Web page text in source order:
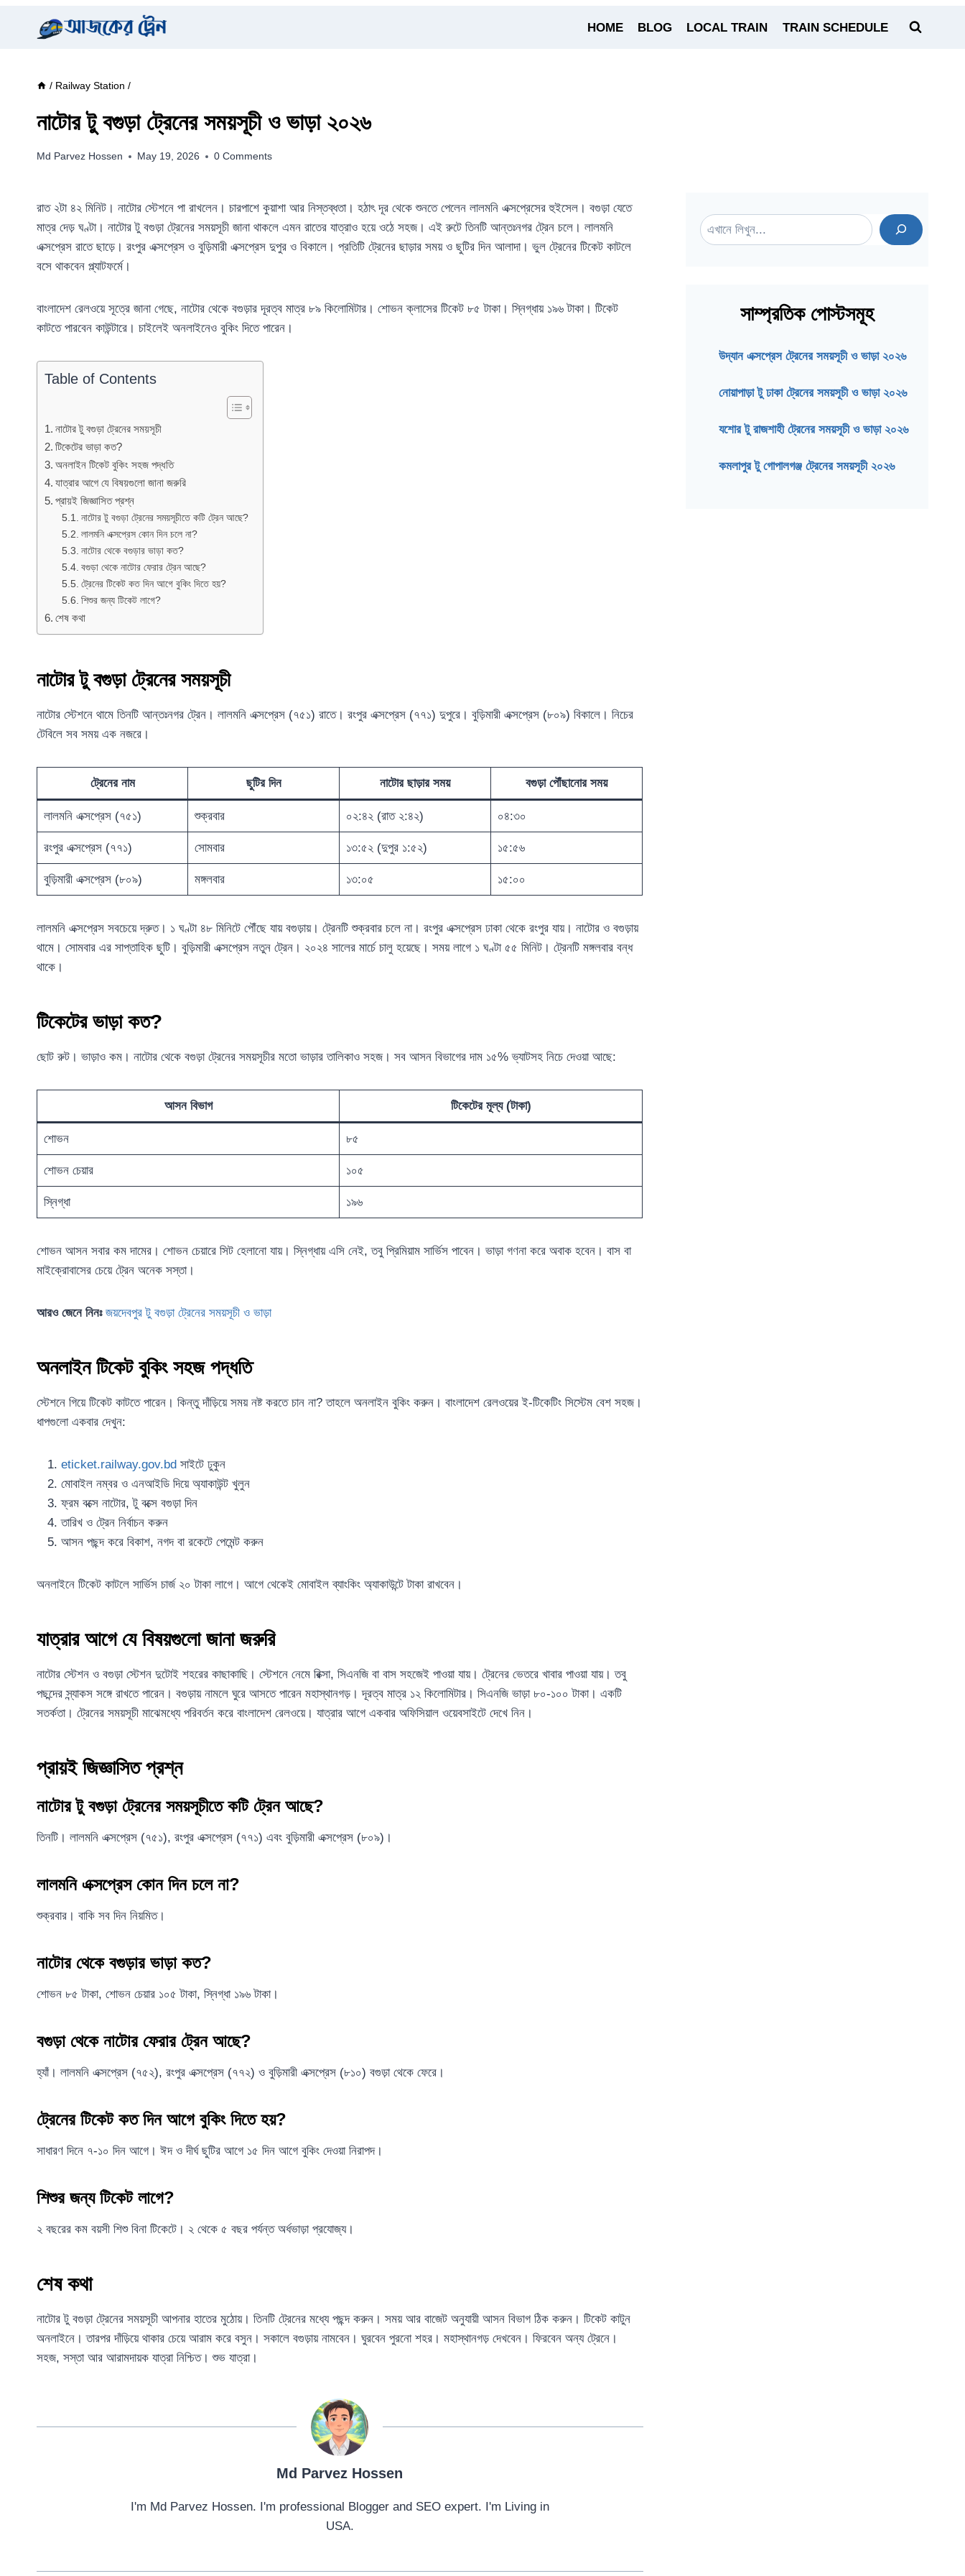
HOME BLOG LOCAL TRAIN TRAIN SCHEDULE
/ Railway Station /
নাটোর টু বগুড়া ট্রেনের সময়সূচী ও ভাড়া ২০২৬
Md Parvez Hossen May 19, 2026 0 Comments
রাত ২টা ৪২ মিনিট। নাটোর স্টেশনে পা রাখলেন। চারপাশে কুয়াশা আর নিস্তব্ধতা। হঠাৎ দূর থেকে শুনতে পেলেন লালমনি এক্সপ্রেসের হুইসেল। বগুড়া যেতে
মাত্র দেড় ঘণ্টা। নাটোর টু বগুড়া ট্রেনের সময়সূচী জানা থাকলে এমন রাতের যাত্রাও হয়ে ওঠে সহজ। এই রুটে তিনটি আন্তঃনগর ট্রেন চলে। লালমনি
এক্সপ্রেস রাতে ছাড়ে। রংপুর এক্সপ্রেস ও বুড়িমারী এক্সপ্রেস দুপুর ও বিকালে। প্রতিটি ট্রেনের ছাড়ার সময় ও ছুটির দিন আলাদা। ভুল ট্রেনের টিকেট কাটলে
বসে থাকবেন প্ল্যাটফর্মে।
বাংলাদেশ রেলওয়ে সূত্রে জানা গেছে, নাটোর থেকে বগুড়ার দূরত্ব মাত্র ৮৯ কিলোমিটার। শোভন ক্লাসের টিকেট ৮৫ টাকা। স্নিগ্ধায় ১৯৬ টাকা। টিকেট
কাটতে পারবেন কাউন্টারে। চাইলেই অনলাইনেও বুকিং দিতে পারেন।
Table of Contents
নাটোর টু বগুড়া ট্রেনের সময়সূচী
টিকেটের ভাড়া কত?
অনলাইন টিকেট বুকিং সহজ পদ্ধতি
যাত্রার আগে যে বিষয়গুলো জানা জরুরি
প্রায়ই জিজ্ঞাসিত প্রশ্ন
নাটোর টু বগুড়া ট্রেনের সময়সূচীতে কটি ট্রেন আছে?
লালমনি এক্সপ্রেস কোন দিন চলে না?
নাটোর থেকে বগুড়ার ভাড়া কত?
বগুড়া থেকে নাটোর ফেরার ট্রেন আছে?
ট্রেনের টিকেট কত দিন আগে বুকিং দিতে হয়?
শিশুর জন্য টিকেট লাগে?
শেষ কথা
নাটোর টু বগুড়া ট্রেনের সময়সূচী
নাটোর স্টেশনে থামে তিনটি আন্তঃনগর ট্রেন। লালমনি এক্সপ্রেস (৭৫১) রাতে। রংপুর এক্সপ্রেস (৭৭১) দুপুরে। বুড়িমারী এক্সপ্রেস (৮০৯) বিকালে। নিচের
টেবিলে সব সময় এক নজরে।
ট্রেনের নাম ছুটির দিন নাটোর ছাড়ার সময় বগুড়া পৌঁছানোর সময়
লালমনি এক্সপ্রেস (৭৫১) শুক্রবার ০২:৪২ (রাত ২:৪২) ০৪:৩০
রংপুর এক্সপ্রেস (৭৭১) সোমবার ১৩:৫২ (দুপুর ১:৫২) ১৫:৫৬
বুড়িমারী এক্সপ্রেস (৮০৯) মঙ্গলবার ১৩:০৫ ১৫:০০
লালমনি এক্সপ্রেস সবচেয়ে দ্রুত। ১ ঘণ্টা ৪৮ মিনিটে পৌঁছে যায় বগুড়ায়। ট্রেনটি শুক্রবার চলে না। রংপুর এক্সপ্রেস ঢাকা থেকে রংপুর যায়। নাটোর ও বগুড়ায়
থামে। সোমবার এর সাপ্তাহিক ছুটি। বুড়িমারী এক্সপ্রেস নতুন ট্রেন। ২০২৪ সালের মার্চে চালু হয়েছে। সময় লাগে ১ ঘণ্টা ৫৫ মিনিট। ট্রেনটি মঙ্গলবার বন্ধ
থাকে।
টিকেটের ভাড়া কত?
ছোট রুট। ভাড়াও কম। নাটোর থেকে বগুড়া ট্রেনের সময়সূচীর মতো ভাড়ার তালিকাও সহজ। সব আসন বিভাগের দাম ১৫% ভ্যাটসহ নিচে দেওয়া আছে:
আসন বিভাগ টিকেটের মূল্য (টাকা)
শোভন ৮৫
শোভন চেয়ার ১০৫
স্নিগ্ধা ১৯৬
শোভন আসন সবার কম দামের। শোভন চেয়ারে সিট হেলানো যায়। স্নিগ্ধায় এসি নেই, তবু প্রিমিয়াম সার্ভিস পাবেন। ভাড়া গণনা করে অবাক হবেন। বাস বা
মাইক্রোবাসের চেয়ে ট্রেন অনেক সস্তা।
আরও জেনে নিনঃ জয়দেবপুর টু বগুড়া ট্রেনের সময়সূচী ও ভাড়া
অনলাইন টিকেট বুকিং সহজ পদ্ধতি
স্টেশনে গিয়ে টিকেট কাটতে পারেন। কিন্তু দাঁড়িয়ে সময় নষ্ট করতে চান না? তাহলে অনলাইন বুকিং করুন। বাংলাদেশ রেলওয়ের ই-টিকেটিং সিস্টেম বেশ সহজ।
ধাপগুলো একবার দেখুন:
eticket.railway.gov.bd সাইটে ঢুকুন
মোবাইল নম্বর ও এনআইডি দিয়ে অ্যাকাউন্ট খুলুন
ফ্রম বক্সে নাটোর, টু বক্সে বগুড়া দিন
তারিখ ও ট্রেন নির্বাচন করুন
আসন পছন্দ করে বিকাশ, নগদ বা রকেটে পেমেন্ট করুন
অনলাইনে টিকেট কাটলে সার্ভিস চার্জ ২০ টাকা লাগে। আগে থেকেই মোবাইল ব্যাংকিং অ্যাকাউন্টে টাকা রাখবেন।
যাত্রার আগে যে বিষয়গুলো জানা জরুরি
নাটোর স্টেশন ও বগুড়া স্টেশন দুটোই শহরের কাছাকাছি। স্টেশনে নেমে রিক্সা, সিএনজি বা বাস সহজেই পাওয়া যায়। ট্রেনের ভেতরে খাবার পাওয়া যায়। তবু
পছন্দের স্ন্যাকস সঙ্গে রাখতে পারেন। বগুড়ায় নামলে ঘুরে আসতে পারেন মহাস্থানগড়। দূরত্ব মাত্র ১২ কিলোমিটার। সিএনজি ভাড়া ৮০-১০০ টাকা। একটি
সতর্কতা। ট্রেনের সময়সূচী মাঝেমধ্যে পরিবর্তন করে বাংলাদেশ রেলওয়ে। যাত্রার আগে একবার অফিসিয়াল ওয়েবসাইটে দেখে নিন।
প্রায়ই জিজ্ঞাসিত প্রশ্ন
নাটোর টু বগুড়া ট্রেনের সময়সূচীতে কটি ট্রেন আছে?
তিনটি। লালমনি এক্সপ্রেস (৭৫১), রংপুর এক্সপ্রেস (৭৭১) এবং বুড়িমারী এক্সপ্রেস (৮০৯)।
লালমনি এক্সপ্রেস কোন দিন চলে না?
শুক্রবার। বাকি সব দিন নিয়মিত।
নাটোর থেকে বগুড়ার ভাড়া কত?
শোভন ৮৫ টাকা, শোভন চেয়ার ১০৫ টাকা, স্নিগ্ধা ১৯৬ টাকা।
বগুড়া থেকে নাটোর ফেরার ট্রেন আছে?
হ্যাঁ। লালমনি এক্সপ্রেস (৭৫২), রংপুর এক্সপ্রেস (৭৭২) ও বুড়িমারী এক্সপ্রেস (৮১০) বগুড়া থেকে ফেরে।
ট্রেনের টিকেট কত দিন আগে বুকিং দিতে হয়?
সাধারণ দিনে ৭-১০ দিন আগে। ঈদ ও দীর্ঘ ছুটির আগে ১৫ দিন আগে বুকিং দেওয়া নিরাপদ।
শিশুর জন্য টিকেট লাগে?
২ বছরের কম বয়সী শিশু বিনা টিকেটে। ২ থেকে ৫ বছর পর্যন্ত অর্ধভাড়া প্রযোজ্য।
শেষ কথা
নাটোর টু বগুড়া ট্রেনের সময়সূচী আপনার হাতের মুঠোয়। তিনটি ট্রেনের মধ্যে পছন্দ করুন। সময় আর বাজেট অনুযায়ী আসন বিভাগ ঠিক করুন। টিকেট কাটুন
অনলাইনে। তারপর দাঁড়িয়ে থাকার চেয়ে আরাম করে বসুন। সকালে বগুড়ায় নামবেন। ঘুরবেন পুরনো শহর। মহাস্থানগড় দেখবেন। ফিরবেন অন্য ট্রেনে।
সহজ, সস্তা আর আরামদায়ক যাত্রা নিশ্চিত। শুভ যাত্রা।
Md Parvez Hossen
I'm Md Parvez Hossen. I'm professional Blogger and SEO expert. I'm Living in
USA.
Search
সাম্প্রতিক পোস্টসমূহ
উদ্যান এক্সপ্রেস ট্রেনের সময়সূচী ও ভাড়া ২০২৬
নোয়াপাড়া টু ঢাকা ট্রেনের সময়সূচী ও ভাড়া ২০২৬
যশোর টু রাজশাহী ট্রেনের সময়সূচী ও ভাড়া ২০২৬
কমলাপুর টু গোপালগঞ্জ ট্রেনের সময়সূচী ২০২৬